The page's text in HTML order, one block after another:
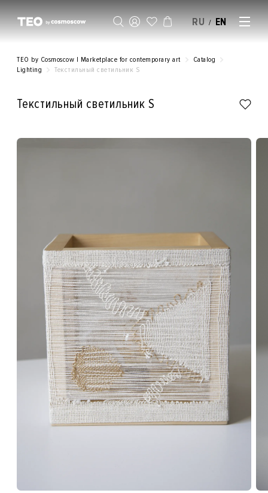
RU / EN
TEO by Cosmoscow | Marketplace for contemporary art
Catalog
Lighting
Текстильный светильник S
Текстильный светильник S